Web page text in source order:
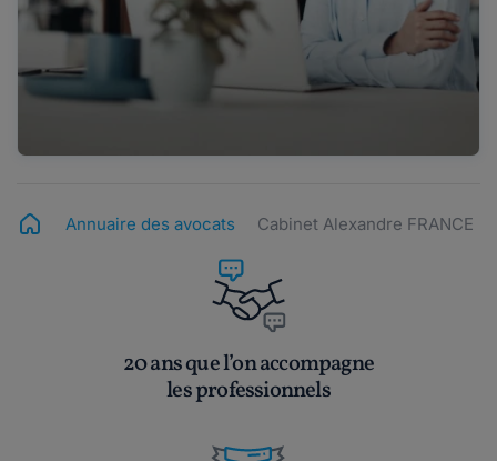
Annuaire des avocats Cabinet Alexandre FRANCE
20 ans que l’on accompagne
les professionnels